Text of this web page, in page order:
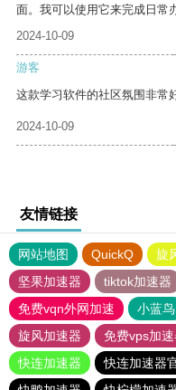
面。我可以使用它来完成日常
2024-10-09
游客
这款学习软件的社区氛围非常
2024-10-09
友情链接
网站地图 QuickQ 旋
坚果加速器
tiktok加速器
免费vqn外网加速
小蓝鸟
旋风加速器
免费vps加
快连加速器
快连加速器